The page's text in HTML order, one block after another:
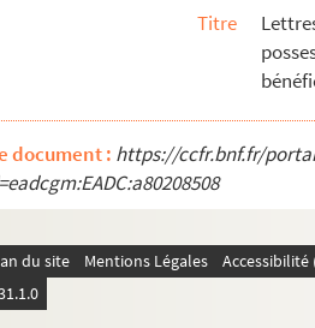
Ms Chiflet 69. Supplément aux recueils
Titre
document : https://ccfr.bnf.fr/
du site Mentions Légales